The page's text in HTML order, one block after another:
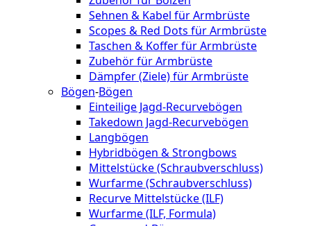
Sehnen & Kabel für Armbrüste
Scopes & Red Dots für Armbrüste
Taschen & Koffer für Armbrüste
Zubehör für Armbrüste
Dämpfer (Ziele) für Armbrüste
Bögen-Bögen
Einteilige Jagd-Recurvebögen
Takedown Jagd-Recurvebögen
Langbögen
Hybridbögen & Strongbows
Mittelstücke (Schraubverschluss)
Wurfarme (Schraubverschluss)
Recurve Mittelstücke (ILF)
Wurfarme (ILF, Formula)